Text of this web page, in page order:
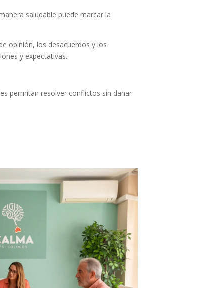
saludable puede marcar la
opinión, los desacuerdos y los
y expectativas.
permitan resolver conflictos sin dañar